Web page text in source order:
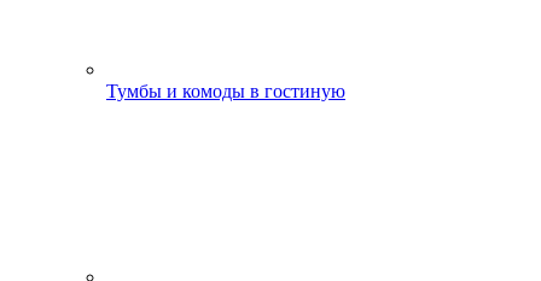
Тумбы и комоды в гостиную